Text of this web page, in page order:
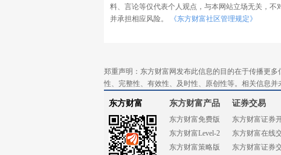
料、言论等仅代表个人观点，与本网站立场无关，
并承担相应风险。
《东方财富社区管理规定》
郑重声明：东方财富网发布此信息的目的在于传播更
性、完整性、有效性、及时性、原创性等。相关信息
东方财富 东方财富产品
东方财富免费版
东方财富Level-2
东方财富策略版
证券交易
东方财富证券
东方财富在线
东方财富证券